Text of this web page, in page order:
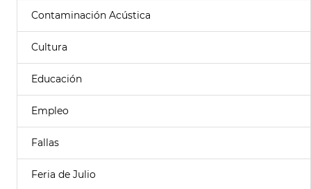
Contaminación Acústica
Cultura
Educación
Empleo
Fallas
Feria de Julio